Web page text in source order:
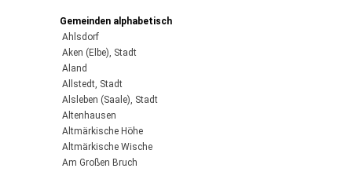
Gemeinden alphabetisch
Ahlsdorf
Aken (Elbe), Stadt
Aland
Allstedt, Stadt
Alsleben (Saale), Stadt
Altenhausen
Altmärkische Höhe
Altmärkische Wische
Am Großen Bruch